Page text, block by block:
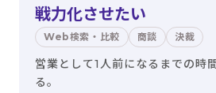
戦力化させたい
Web検索・比較 商談 決裁
営業として1人前になるまでの時
る。